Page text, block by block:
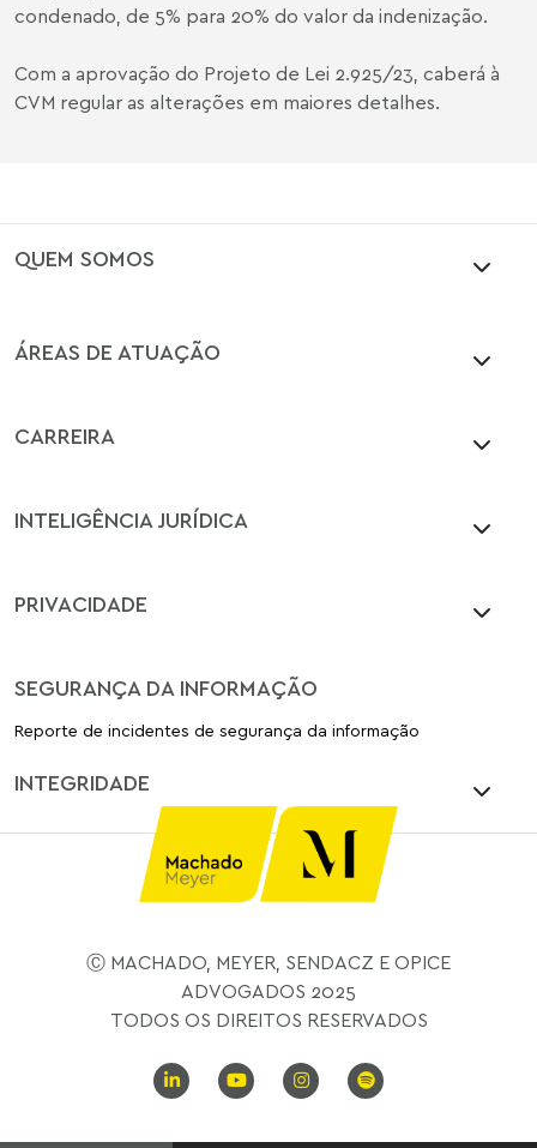
condenado, de 5% para 20% do valor da indenização.
Com a aprovação do Projeto de Lei 2.925/23, caberá à
CVM regular as alterações em maiores detalhes.
QUEM SOMOS
ÁREAS DE ATUAÇÃO
CARREIRA
INTELIGÊNCIA JURÍDICA
PRIVACIDADE
SEGURANÇA DA INFORMAÇÃO
Reporte de incidentes de segurança da informação
INTEGRIDADE
Ⓒ MACHADO, MEYER, SENDACZ E OPICE
ADVOGADOS 2025
TODOS OS DIREITOS RESERVADOS